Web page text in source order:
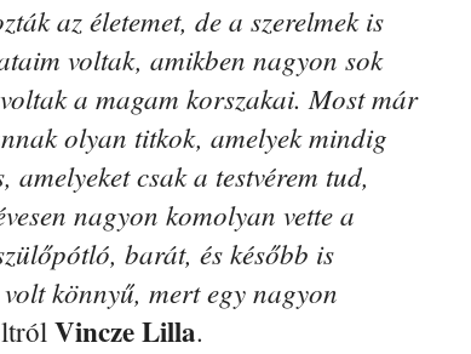
az életemet, de a szerelmek is
voltak, amikben nagyon sok
a magam korszakai. Most már
olyan titkok, amelyek mindig
csak a testvérem tud,
nagyon komolyan vette a
barát, és később is
könnyű, mert egy nagyon
Vincze Lilla.